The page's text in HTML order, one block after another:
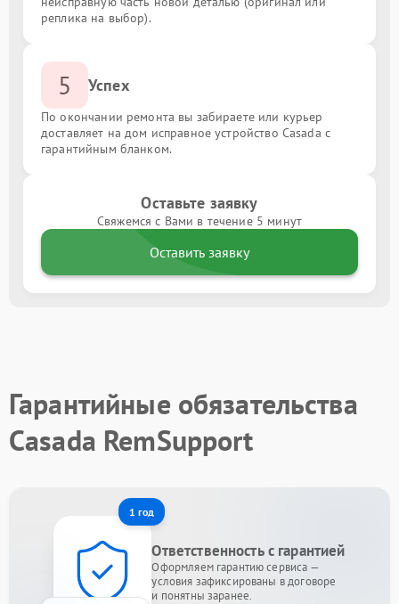
реплика на выбор).
5 Успех
По окончании ремонта вы забираете или курьер
доставляет на дом исправное устройство Casada с
гарантийным бланком.
Оставьте заявку
Свяжемся с Вами в течение 5 минут
Оставить заявку
Гарантийные обязательства
Casada RemSupport
1 год
Ответственность с гарантией
Оформляем гарантию сервиса —
условия зафиксированы в договоре
и понятны заранее.